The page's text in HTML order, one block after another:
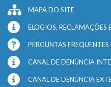
MAPA DO SITE
ELOGIOS, RECLAMAÇÕES
PERGUNTAS FREQUENTES
CANAL DE DENÚNCIA
CANAL DE DENÚNCIA